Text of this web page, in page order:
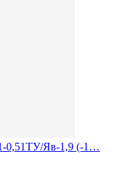
0,51ТУ/Яв-1,9 (-1…